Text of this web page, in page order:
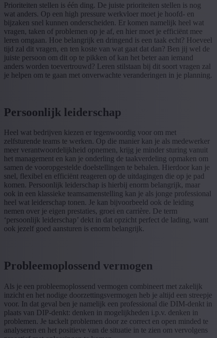
Prioriteiten stellen is één ding. De juiste prioriteiten stellen is nog
wat anders. Op een high pressure werkvloer moet je hoofd- en
bijzaken snel kunnen onderscheiden. Er komen namelijk heel wat
vragen, taken of problemen op je af, en hier moet je efficiënt mee
leren omgaan. Hoe belangrijk en dringend is een taak echt? Hoeveel
tijd zal dit vragen, en ten koste van wat gaat dat dan? Ben jij wel de
juiste persoon om dit op te pikken of kan het beter aan iemand
anders worden toevertrouwd? Leren stilstaan bij dit soort vragen zal
je helpen om te gaan met onverwachte veranderingen in je planning.
Persoonlijk leiderschap
Heel wat bedrijven kiezen er tegenwoordig voor om met
zelfsturende teams te werken. Op die manier kan je als medewerker
meer verantwoordelijkheid opnemen, krijg je minder sturing vanuit
het management en kan je onderling de taakverdeling opmaken om
samen de vooropgestelde doelstellingen te behalen. Hierdoor kan je
snel, flexibel en efficiënt reageren op de uitdagingen die op je pad
komen. Persoonlijk leiderschap is hierbij enorm belangrijk, maar
ook in een klassieke teamsamenstelling kan je als jonge professional
heel wat leiderschap tonen. Je kan bijvoorbeeld ook de leiding
nemen over je eigen prestaties, groei en carrière. De term
‘persoonlijk leiderschap’ dekt in dat opzicht perfect de lading, want
ook jezelf goed aansturen is enorm belangrijk.
Probleemoplossend vermogen
Als je een probleemoplossend vermogen combineert met zakelijk
inzicht en het nodige doorzettingsvermogen heb je altijd een streepje
voor. In dat geval ben je namelijk een professional die DIM-denkt in
plaats van DIP-denkt: denken in mogelijkheden i.p.v. denken in
problemen. Je tackelt problemen door ze correct en open minded te
analyseren en het positieve van de situatie in te zien om vervolgens